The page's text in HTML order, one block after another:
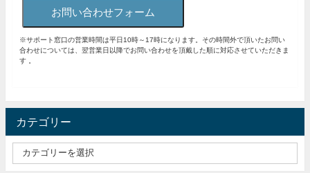
お問い合わせフォーム
※サポート窓口の営業時間は平日10時～17時になります。その時間外で頂いたお問い
合わせについては、翌営業日以降でお問い合わせを頂戴した順に対応させていただきま
す 。
カテゴリー